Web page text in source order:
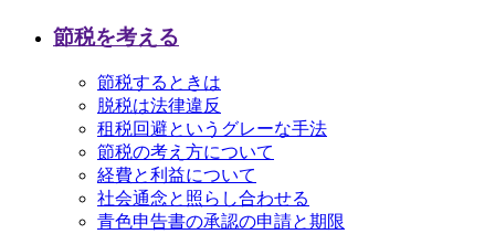
節税を考える
節税するときは
脱税は法律違反
租税回避というグレーな手法
節税の考え方について
経費と利益について
社会通念と照らし合わせる
青色申告書の承認の申請と期限